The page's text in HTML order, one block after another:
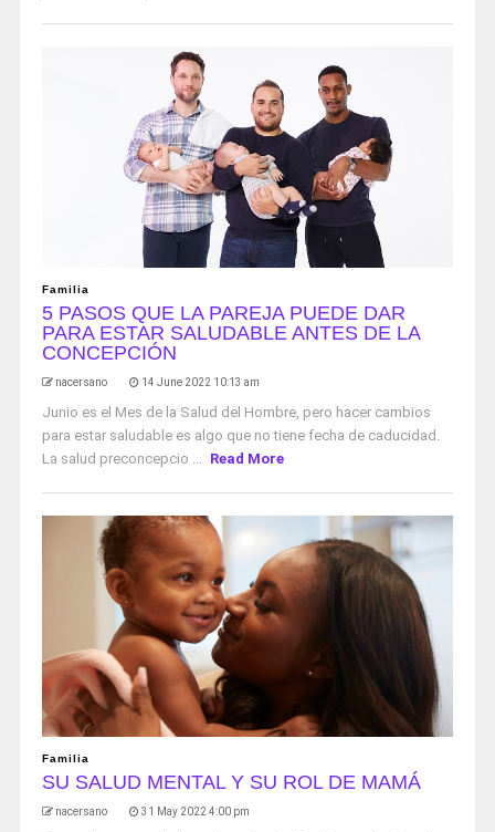
Familia
5 PASOS QUE LA PAREJA PUEDE DAR
PARA ESTAR SALUDABLE ANTES DE LA
CONCEPCIÓN
nacersano 14 June 2022 10:13 am
Junio es el Mes de la Salud del Hombre, pero hacer cambios
para estar saludable es algo que no tiene fecha de caducidad.
La salud preconcepcio ... Read More
Familia
SU SALUD MENTAL Y SU ROL DE MAMÁ
nacersano 31 May 2022 4:00 pm